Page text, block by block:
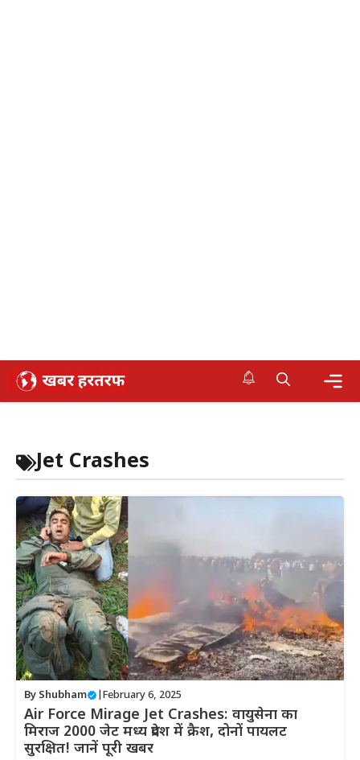
Skip
Jet Crashes
By Shubham February 6, 2025
Air Force Mirage Jet Crashes: वायुसेना का
मिराज 2000 जेट मध्य प्रदेश में क्रैश, दोनों पायलट
सुरक्षित! जानें पूरी खबर